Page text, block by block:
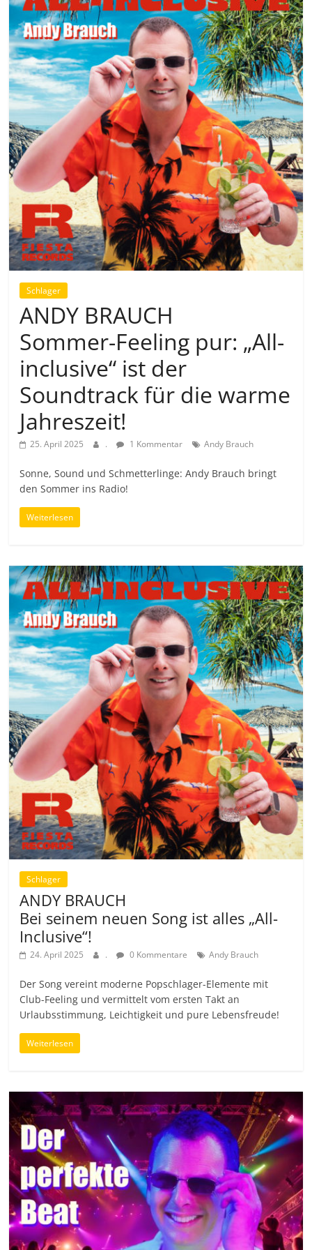
Schlager
ANDY BRAUCH
Sommer-Feeling pur: „All-
inclusive“ ist der
Soundtrack für die warme
Jahreszeit!
25. April 2025 . 1 Kommentar Andy Brauch
Sonne, Sound und Schmetterlinge: Andy Brauch bringt
den Sommer ins Radio!
Weiterlesen
Schlager
ANDY BRAUCH
Bei seinem neuen Song ist alles „All-
Inclusive“!
24. April 2025 . 0 Kommentare Andy Brauch
Der Song vereint moderne Popschlager-Elemente mit
Club-Feeling und vermittelt vom ersten Takt an
Urlaubsstimmung, Leichtigkeit und pure Lebensfreude!
Weiterlesen